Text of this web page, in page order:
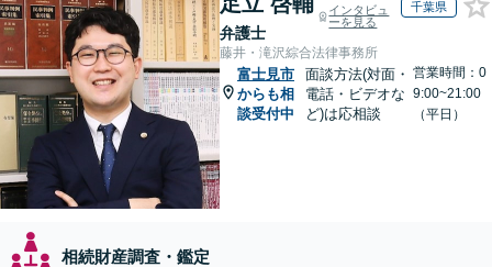
弁護士
インタビュ
ーを見る
千葉県
藤井・滝沢綜合法律事務所
富士見市
からも相
談受付中
面談方法(対面・
電話・ビデオな
ど)は応相談
営業時間：0
9:00~21:00
（平日）
相続財産調査・鑑定